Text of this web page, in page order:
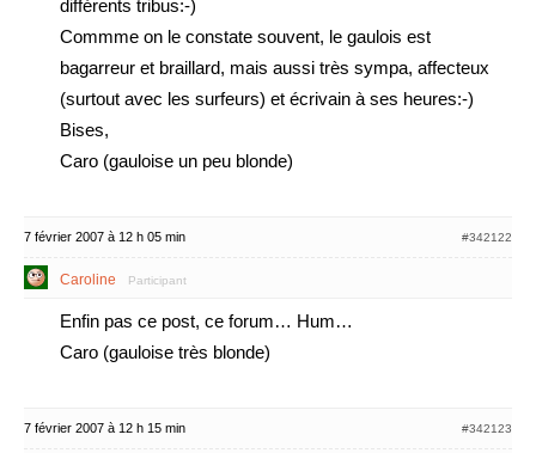
différents tribus:-)
Commme on le constate souvent, le gaulois est
bagarreur et braillard, mais aussi très sympa, affecteux
(surtout avec les surfeurs) et écrivain à ses heures:-)
Bises,
Caro (gauloise un peu blonde)
7 février 2007 à 12 h 05 min #342122
Caroline Participant
Enfin pas ce post, ce forum… Hum…
Caro (gauloise très blonde)
7 février 2007 à 12 h 15 min #342123